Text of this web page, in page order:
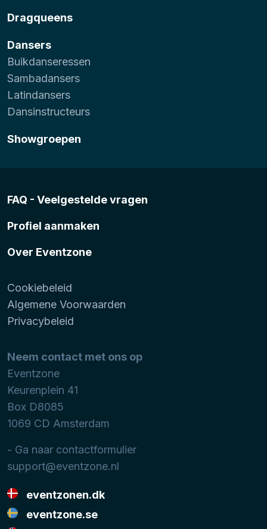
Dragqueens
Dansers
Buikdanseressen
Sambadansers
Latindansers
Dansinstructeurs
Showgroepen
FAQ - Veelgestelde vragen
Profiel aanmaken
Over Eventzone
Cookiebeleid
Algemene Voorwaarden
Privacybeleid
Neem contact met ons op
Eventzone
Keurenplein 41
Box D8085
1069 CD Amsterdam
- Ga naar contactformulier
support@eventzone.nl
eventzonen.dk
eventzone.se